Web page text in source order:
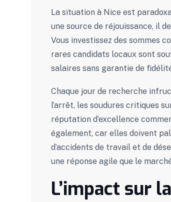
La situation à Nice est
une source de réjouissance, il
Vous investissez des sommes
rares candidats locaux sont
salaires sans garantie de
Chaque jour de recherche
l’arrêt, les soudures critiques
réputation d’excellence
également, car elles doivent
d’accidents de travail et de
une réponse agile que le
L’impact sur